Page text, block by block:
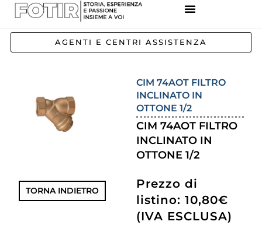
AGENTI E CENTRI ASSISTENZA
TORNA INDIETRO
CIM 74AOT FILTRO
INCLINATO IN
OTTONE 1/2
CIM 74AOT FILTRO
INCLINATO IN
OTTONE 1/2
Prezzo di
listino: 10,80€
(IVA ESCLUSA)